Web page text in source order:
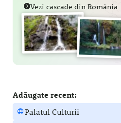
Vezi cascade din România
Adăugate recent:
Palatul Culturii